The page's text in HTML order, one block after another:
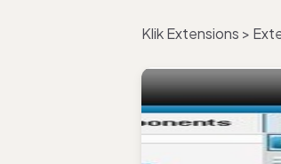
Klik Extensions >